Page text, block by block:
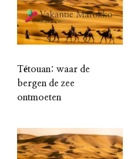
Tétouan: waar de
bergen de zee
ontmoeten